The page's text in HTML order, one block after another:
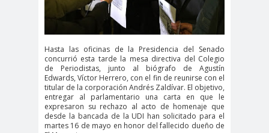
024
#GabrielBoric
Font
#Géner
o
#GéneroYDD
HH
#Importan
te
#Importante #Noticias
#Asamblea
#Colegiodeperiodistas
Hasta las oficinas de la Presidencia del Senado
concurrió esta tarde la mesa directiva del Colegio
de Periodistas, junto al biógrafo de Agustín
Edwards, Víctor Herrero, con el fin de reunirse con el
titular de la corporación Andrés Zaldívar. El objetivo,
entregar al parlamentario una carta en que le
expresaron su rechazo al acto de homenaje que
desde la bancada de la UDI han solicitado para el
martes 16 de mayo en honor del fallecido dueño de